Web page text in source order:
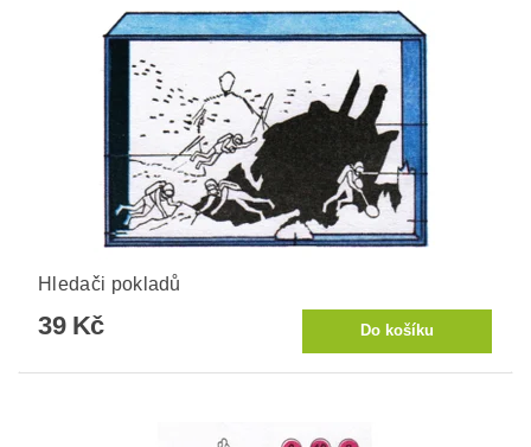
Hledači pokladů
39 Kč